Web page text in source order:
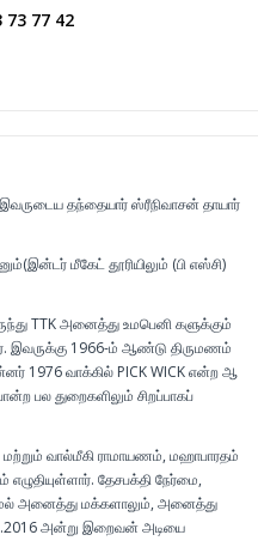
73 77 42
தந்தையார் ஸ்ரீநிவாசன் தாயார்
மீகேட் தூரியிலும் (பி எஸ்சி)
TTK அனைத்து உமபெனி களுக்கும்
இவருக்கு 1966-ம் ஆண்டு திருமணம்
1976 வாக்கில் PICK WICK என்ற ஆ
பல துறைகளிலும் சிறப்பாகப்
வால்மீகி ராமாயணம், மஹாபாரதம்
தேசபக்தி நேர்மை,
அனைத்து மக்களாலும், அனைத்து
அன்று இறைவன் அடியை